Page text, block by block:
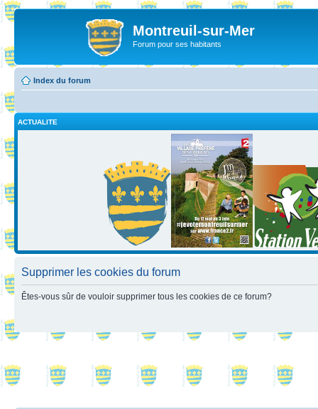
Montreuil-sur-Mer
Forum pour ses habitants
Index du forum
ACTUALITE
Supprimer les cookies du forum
Êtes-vous sûr de vouloir supprimer tous les cookies de ce forum?